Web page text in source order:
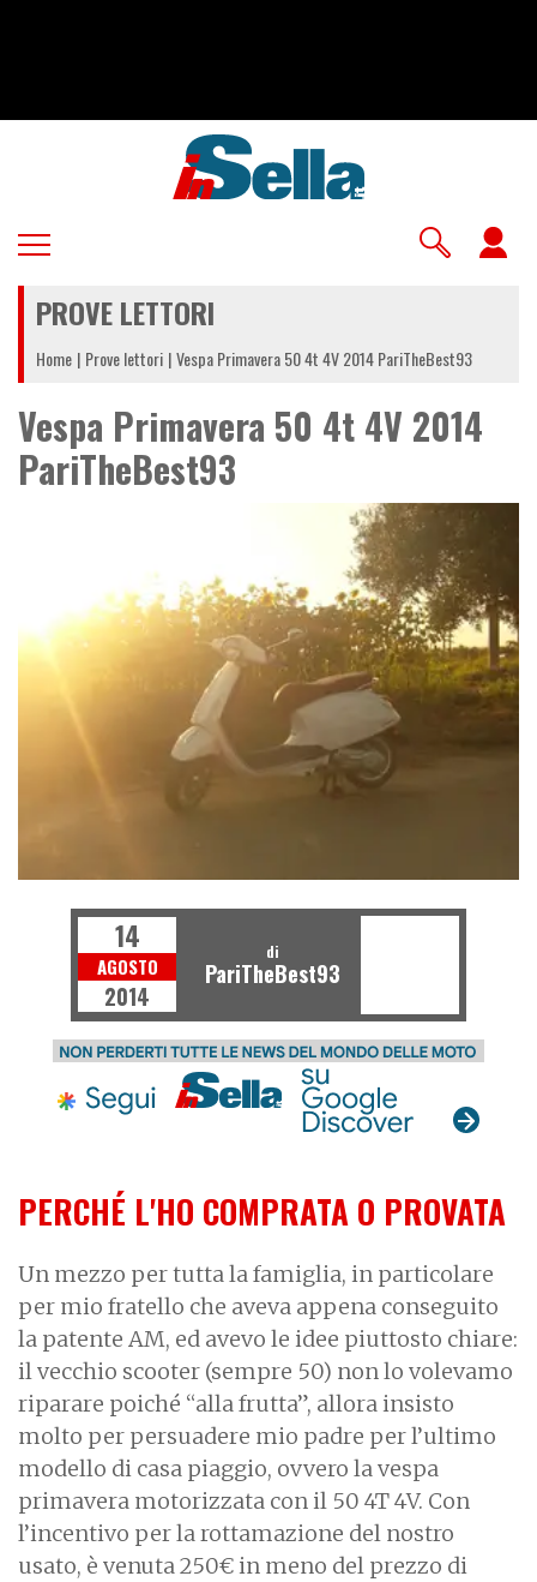
PROVE LETTORI
Home Prove lettori Vespa Primavera 50 4t 4V 2014 PariTheBest93
Vespa Primavera 50 4t 4V 2014
PariTheBest93
PERCHÉ L'HO COMPRATA O PROVATA
Un mezzo per tutta la famiglia, in particolare
per mio fratello che aveva appena conseguito
la patente AM, ed avevo le idee piuttosto chiare:
il vecchio scooter (sempre 50) non lo volevamo
riparare poiché “alla frutta”, allora insisto
molto per persuadere mio padre per l’ultimo
modello di casa piaggio, ovvero la vespa
primavera motorizzata con il 50 4T 4V. Con
l’incentivo per la rottamazione del nostro
usato, è venuta 250€ in meno del prezzo di
14
AGOSTO
2014
di
PariTheBest93